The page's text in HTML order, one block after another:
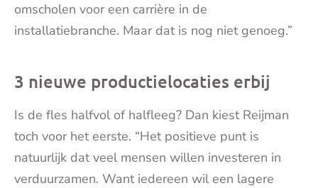
omscholen voor een carrière in de
installatiebranche. Maar dat is nog niet genoeg.”
3 nieuwe productielocaties erbij
Is de fles halfvol of halfleeg? Dan kiest Reijman
toch voor het eerste. “Het positieve punt is
natuurlijk dat veel mensen willen investeren in
verduurzamen. Want iedereen wil een lagere